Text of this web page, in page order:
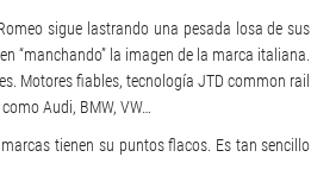
sigue lastrando una pesada losa de sus
“manchando” la imagen de la marca italiana.
Motores fiables, tecnología JTD common rail
Audi, BMW, VW…
tienen su puntos flacos. Es tan sencillo